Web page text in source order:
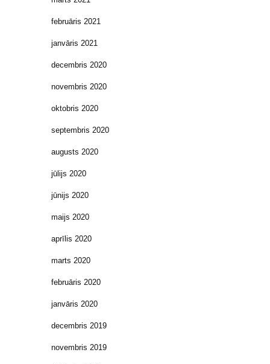
februāris 2021
janvāris 2021
decembris 2020
novembris 2020
oktobris 2020
septembris 2020
augusts 2020
jūlijs 2020
jūnijs 2020
maijs 2020
aprīlis 2020
marts 2020
februāris 2020
janvāris 2020
decembris 2019
novembris 2019